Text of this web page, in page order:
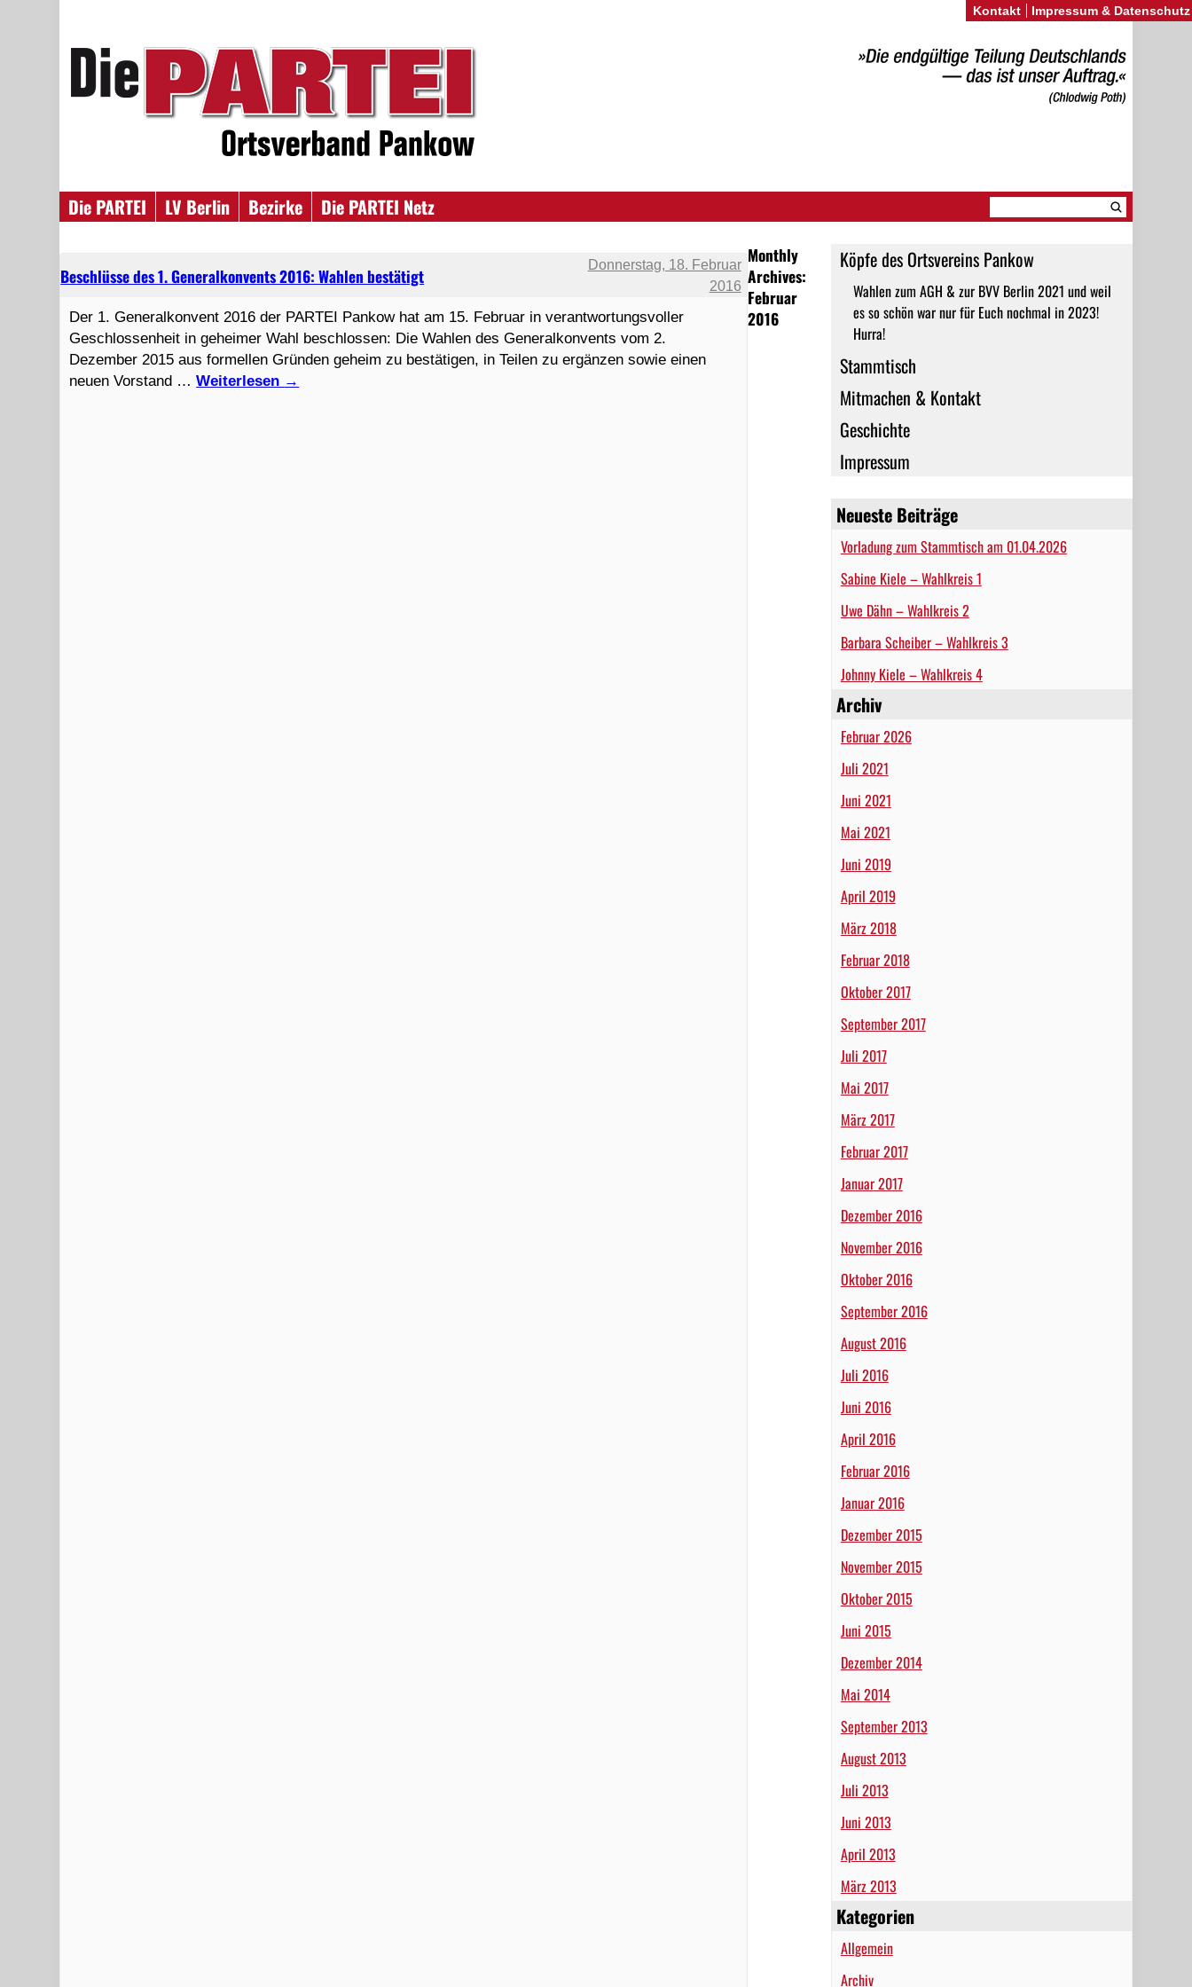
Die PARTEI LV Berlin Bezirke
Die PARTEI Netz
Köpfe des Ortsvereins Pankow
Wahlen zum AGH & zur BVV Berlin 2021 und weil
es so schön war nur für Euch nochmal in 2023!
Hurra!
Stammtisch
Mitmachen & Kontakt
Geschichte
Impressum
Neueste Beiträge
Vorladung zum Stammtisch am 01.04.2026
Sabine Kiele – Wahlkreis 1
Uwe Dähn – Wahlkreis 2
Barbara Scheiber – Wahlkreis 3
Johnny Kiele – Wahlkreis 4
Archiv
Februar 2026
Juli 2021
Juni 2021
Mai 2021
Juni 2019
April 2019
März 2018
Februar 2018
Oktober 2017
September 2017
Juli 2017
Mai 2017
März 2017
Februar 2017
Januar 2017
Dezember 2016
November 2016
Oktober 2016
September 2016
August 2016
Juli 2016
Juni 2016
April 2016
Februar 2016
Januar 2016
Dezember 2015
November 2015
Oktober 2015
Juni 2015
Dezember 2014
Mai 2014
September 2013
August 2013
Juli 2013
Juni 2013
April 2013
März 2013
Kategorien
Allgemein
Archiv
Monthly
Archives:
Februar
2016
Beschlüsse des 1. Generalkonvents 2016: Wahlen bestätigt
Donnerstag, 18. Februar
2016
Der 1. Generalkonvent 2016 der PARTEI Pankow hat am 15. Februar in verantwortungsvoller
Geschlossenheit in geheimer Wahl beschlossen: Die Wahlen des Generalkonvents vom 2.
Dezember 2015 aus formellen Gründen geheim zu bestätigen, in Teilen zu ergänzen sowie einen
neuen Vorstand …Weiterlesen →
Kontakt Impressum & Datenschutz